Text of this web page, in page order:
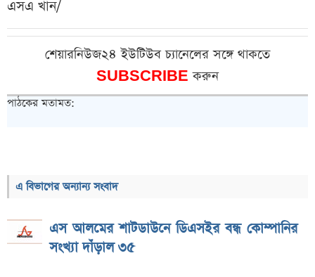
এসএ খান/
শেয়ারনিউজ২৪ ইউটিউব চ্যানেলের সঙ্গে থাকতে
SUBSCRIBEকরুন
পাঠকের মতামত:
এ বিভাগের অন্যান্য সংবাদ
এস আলমের শাটডাউনে ডিএসইর বন্ধ কোম্পানির
সংখ্যা দাঁড়াল ৩৫